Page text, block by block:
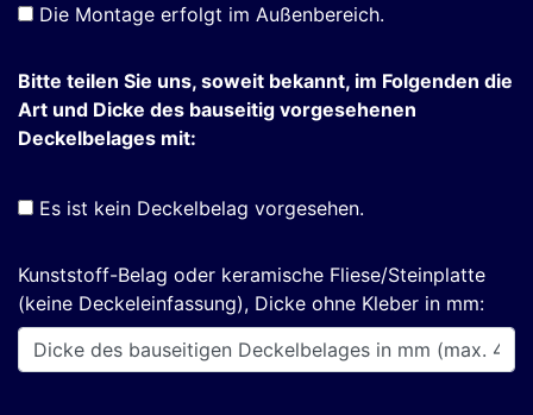
Die Montage erfolgt im Außenbereich.
Bitte teilen Sie uns, soweit bekannt, im Folgenden die
Art und Dicke des bauseitig vorgesehenen
Deckelbelages mit:
Es ist kein Deckelbelag vorgesehen.
Kunststoff-Belag oder keramische Fliese/Steinplatte
(keine Deckeleinfassung), Dicke ohne Kleber in mm: